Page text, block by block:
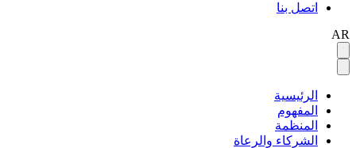
اتصل بنا
AR
الرئيسية
المفهوم
المنظمة
الشركاء والرعاة